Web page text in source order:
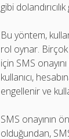
gibi
Bu yöntem,
rol oynar. Birçok
için SMS
kullanıcı,
engellenir ve
SMS onayının
olduğundan,